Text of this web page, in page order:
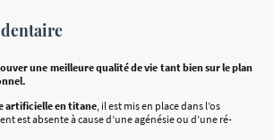
une meilleure qualité de vie tant bien sur le plan
artificielle en titane , il est mis en place dans l’os
est absente à cause d’une agénésie ou d’une ré-